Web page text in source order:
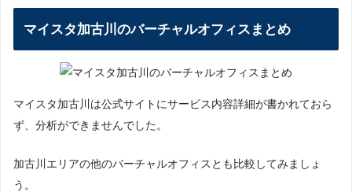
マイスタ加古川のバーチャルオフィスまとめ
マイスタ加古川は公式サイトにサービス内容詳細が書かれておら
ず、分析ができませんでした。
加古川エリアの他のバーチャルオフィスとも比較してみましょ
う。